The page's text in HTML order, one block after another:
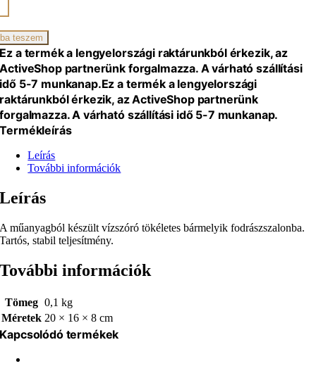
teszem
Ez a termék a lengyelországi raktárunkból érkezik, az
ActiveShop partnerünk forgalmazza. A várható szállítási
idő 5-7 munkanap.Ez a termék a lengyelországi
raktárunkból érkezik, az ActiveShop partnerünk
forgalmazza. A várható szállítási idő 5-7 munkanap.
Termékleírás
Leírás
További információk
Leírás
A műanyagból készült vízszóró tökéletes bármelyik fodrászszalonba.
Tartós, stabil teljesítmény.
További információk
Tömeg 0,1 kg
Méretek 20 × 16 × 8 cm
Kapcsolódó termékek